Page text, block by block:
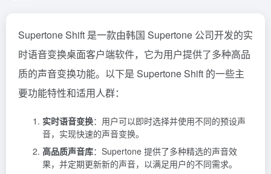
Supertone Shift 是一款由韩国 Supertone 公司开发的实
时语音变换桌面客户端软件，它为用户提供了多种高品
质的声音变换功能。以下是 Supertone Shift 的一些主
要功能特性和适用人群：
实时语音变换：用户可以即时选择并使用不同的预设声
音，实现快速的声音变换。
高品质声音库：Supertone 提供了多种精选的声音效
果，并定期更新新的声音，以满足用户的不同需求。